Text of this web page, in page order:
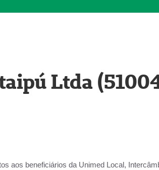
Ltda
aos beneficiários da Unimed Local,